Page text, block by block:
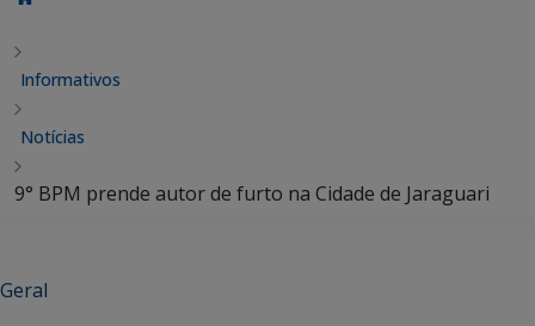
Informativos
Notícias
9° BPM prende autor de furto na Cidade de Jaraguari
Geral